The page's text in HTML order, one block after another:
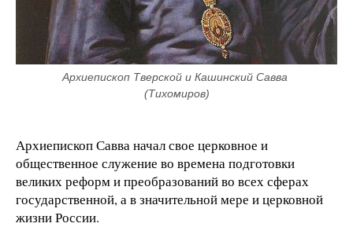
Архиепископ Тверской и Кашинский Савва
(Тихомиров)
Архиепископ Савва начал свое церковное и
общественное служение во времена подготовки
великих реформ и преобразований во всех сферах
государственной, а в значительной мере и церковной
жизни России.